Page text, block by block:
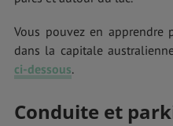
Vous pouvez en
dans la capitale
ci-dessous.
Conduite et